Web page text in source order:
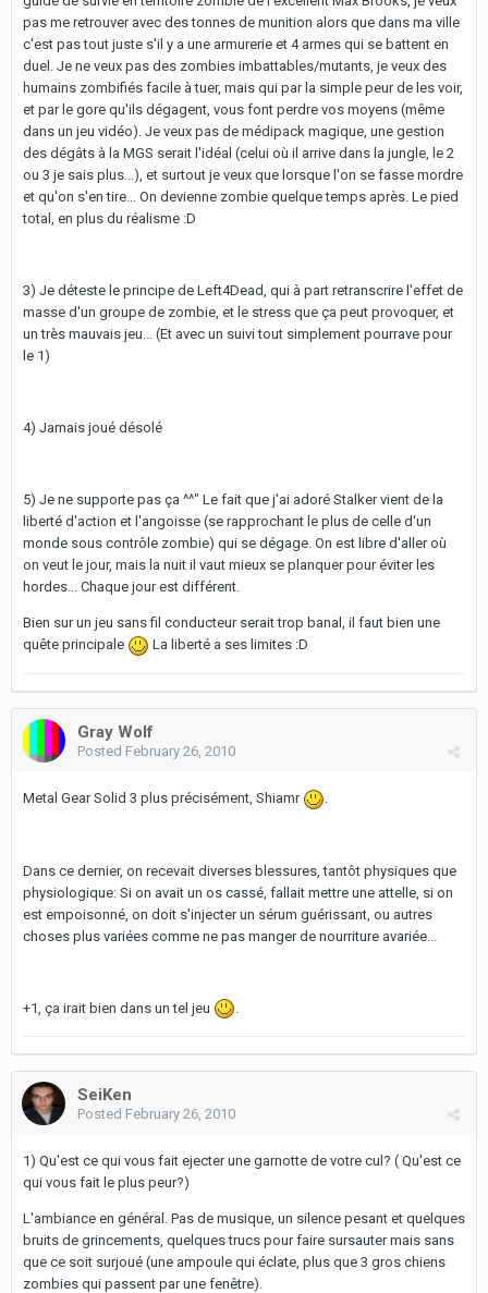
pas me retrouver avec des tonnes de munition alors que dans ma ville
c'est pas tout juste s'il y a une armurerie et 4 armes qui se battent en
duel. Je ne veux pas des zombies imbattables/mutants, je veux des
humains zombifiés facile à tuer, mais qui par la simple peur de les voir,
et par le gore qu'ils dégagent, vous font perdre vos moyens (même
dans un jeu vidéo). Je veux pas de médipack magique, une gestion
des dégâts à la MGS serait l'idéal (celui où il arrive dans la jungle, le 2
ou 3 je sais plus...), et surtout je veux que lorsque l'on se fasse mordre
et qu'on s'en tire... On devienne zombie quelque temps après. Le pied
total, en plus du réalisme :D
3) Je déteste le principe de Left4Dead, qui à part retranscrire l'effet de
masse d'un groupe de zombie, et le stress que ça peut provoquer, et
un très mauvais jeu... (Et avec un suivi tout simplement pourrave pour
le 1)
4) Jamais joué désolé
5) Je ne supporte pas ça ^^" Le fait que j'ai adoré Stalker vient de la
liberté d'action et l'angoisse (se rapprochant le plus de celle d'un
monde sous contrôle zombie) qui se dégage. On est libre d'aller où
on veut le jour, mais la nuit il vaut mieux se planquer pour éviter les
hordes... Chaque jour est différent.
Bien sur un jeu sans fil conducteur serait trop banal, il faut bien une
quête principale
La liberté a ses limites :D
Gray Wolf
Posted February 26, 2010
Metal Gear Solid 3 plus précisément, Shiamr .
Dans ce dernier, on recevait diverses blessures, tantôt physiques que
physiologique: Si on avait un os cassé, fallait mettre une attelle, si on
est empoisonné, on doit s'injecter un sérum guérissant, ou autres
choses plus variées comme ne pas manger de nourriture avariée...
+1, ça irait bien dans un tel jeu
SeiKen
Posted February 26, 2010
1) Qu'est ce qui vous fait ejecter une garnotte de votre cul? ( Qu'est ce
qui vous fait le plus peur?)
L'ambiance en général. Pas de musique, un silence pesant et quelques
bruits de grincements, quelques trucs pour faire sursauter mais sans
que ce soit surjoué (une ampoule qui éclate, plus que 3 gros chiens
zombies qui passent par une fenêtre).